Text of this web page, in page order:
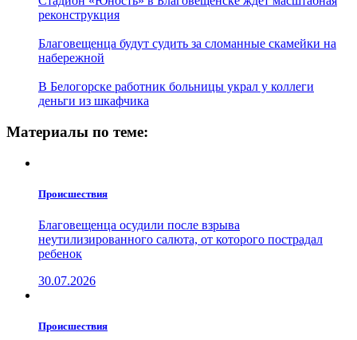
реконструкция
Благовещенца будут судить за сломанные скамейки на
набережной
В Белогорске работник больницы украл у коллеги
деньги из шкафчика
Материалы по теме:
Проиcшествия
Благовещенца осудили после взрыва
неутилизированного салюта, от которого пострадал
ребенок
30.07.2026
Проиcшествия